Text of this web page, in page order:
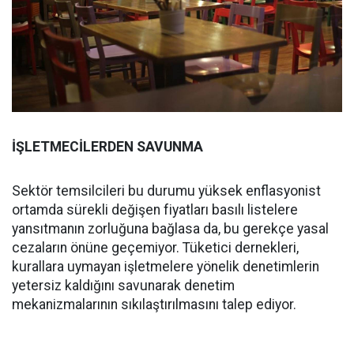
İŞLETMECİLERDEN SAVUNMA
Sektör temsilcileri bu durumu yüksek enflasyonist
ortamda sürekli değişen fiyatları basılı listelere
yansıtmanın zorluğuna bağlasa da, bu gerekçe yasal
cezaların önüne geçemiyor. Tüketici dernekleri,
kurallara uymayan işletmelere yönelik denetimlerin
yetersiz kaldığını savunarak denetim
mekanizmalarının sıkılaştırılmasını talep ediyor.